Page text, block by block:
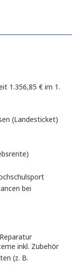
1.356,85 € im 1.
(Landesticket)
bei
inkl. Zubehör
(z. B.